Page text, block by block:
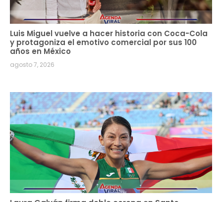
Luis Miguel vuelve a hacer historia con Coca-Cola
y protagoniza el emotivo comercial por sus 100
años en México
agosto 7, 2026